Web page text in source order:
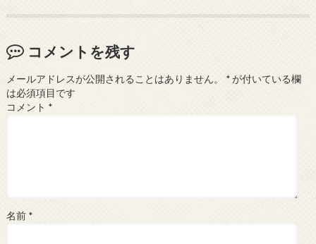
コメントを残す
メールアドレスが公開されることはありません。 *が付いている欄
は必須項目です
コメント *
名前 *